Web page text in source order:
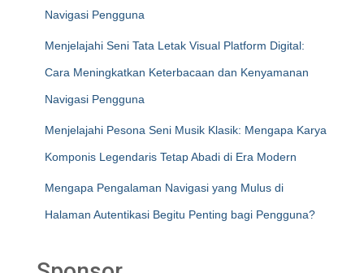
Navigasi Pengguna
Menjelajahi Seni Tata Letak Visual Platform Digital:
Cara Meningkatkan Keterbacaan dan Kenyamanan
Navigasi Pengguna
Menjelajahi Pesona Seni Musik Klasik: Mengapa Karya
Komponis Legendaris Tetap Abadi di Era Modern
Mengapa Pengalaman Navigasi yang Mulus di
Halaman Autentikasi Begitu Penting bagi Pengguna?